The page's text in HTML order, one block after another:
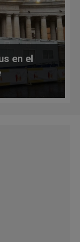
en el